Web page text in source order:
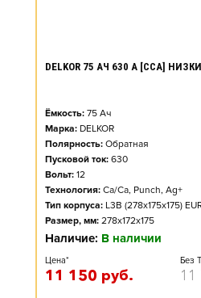
DELKOR 75 АЧ 630 А [CCA]
Ёмкость: 75 Ач
Марка: DELKOR
Полярность: Обратная
Пусковой ток: 630
Вольт: 12
Технология: Ca/Ca, Punch, Ag+
Тип корпуса: L3B (278x175x175)
Размер, мм: 278x172x175
Наличие: В наличии
Цена*
11 150 руб.
Без
11